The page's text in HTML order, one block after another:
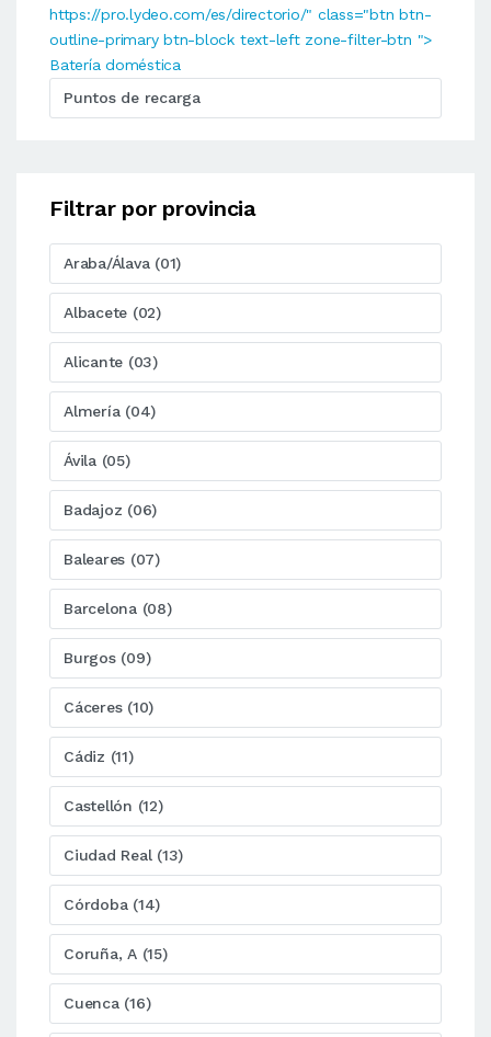
https://pro.lydeo.com/es/directorio/" class="btn btn-
outline-primary btn-block text-left zone-filter-btn ">
Batería doméstica
Puntos de recarga
Filtrar por provincia
Araba/Álava (01)
Albacete (02)
Alicante (03)
Almería (04)
Ávila (05)
Badajoz (06)
Baleares (07)
Barcelona (08)
Burgos (09)
Cáceres (10)
Cádiz (11)
Castellón (12)
Ciudad Real (13)
Córdoba (14)
Coruña, A (15)
Cuenca (16)